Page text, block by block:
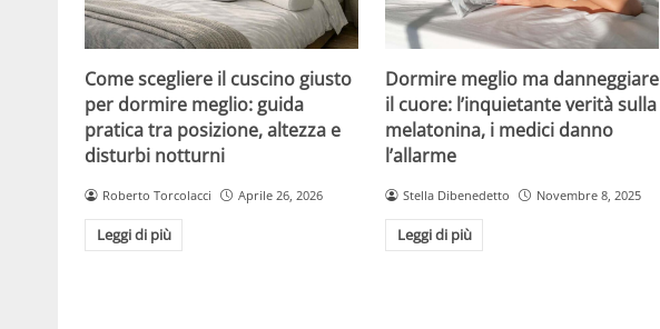
Come scegliere il cuscino giusto
per dormire meglio: guida
pratica tra posizione, altezza e
disturbi notturni
Roberto Torcolacci Aprile 26, 2026
Leggi di più
Dormire meglio ma danneggiare
il cuore: l’inquietante verità sulla
melatonina, i medici danno
l’allarme
Stella Dibenedetto Novembre 8, 2025
Leggi di più